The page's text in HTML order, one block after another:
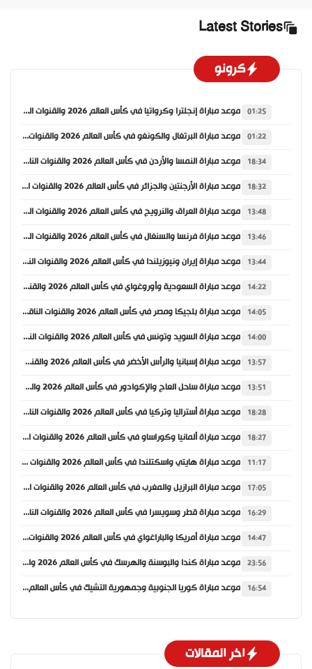
Latest Stories
كرونو
01:25 موعد مباراة إنجلترا وكرواتيا في كأس العالم 2026 والقنوات الناقلة
01:22 موعد مباراة البرتغال والكونغو في كأس العالم 2026 والقنوات الناقلة
18:34 موعد مباراة النمسا والأردن في كأس العالم 2026 والقنوات الناقلة
18:32 موعد مباراة الأرجنتين والجزائر في كأس العالم 2026 والقنوات الناقلة
13:48 موعد مباراة العراق والنرويج في كأس العالم 2026 والقنوات الناقلة
13:46 موعد مباراة فرنسا والسنغال في كأس العالم 2026 والقنوات الناقلة
13:44 موعد مباراة إيران ونيوزيلندا في كأس العالم 2026 والقنوات الناقلة
14:22 موعد مباراة السعودية وأوروغواي في كأس العالم 2026 والقنوات الناقلة
14:05 موعد مباراة بلجيكا ومصر في كأس العالم 2026 والقنوات الناقلة
14:00 موعد مباراة السويد وتونس في كأس العالم 2026 والقنوات الناقلة
13:57 موعد مباراة إسبانيا والرأس الأخضر في كأس العالم 2026 والقنوات الناقلة
13:51 موعد مباراة ساحل العاج والإكوادور في كأس العالم 2026 والقنوات الناقلة
18:28 موعد مباراة أستراليا وتركيا في كأس العالم 2026 والقنوات الناقلة
18:27 موعد مباراة ألمانيا وكوراساو في كأس العالم 2026 والقنوات الناقلة
11:17 موعد مباراة هايتي واسكتلندا في كأس العالم 2026 والقنوات الناقلة
17:05 موعد مباراة البرازيل والمغرب في كأس العالم 2026 والقنوات الناقلة
16:29 موعد مباراة قطر وسويسرا في كأس العالم 2026 والقنوات الناقلة
14:47 موعد مباراة أمريكا والباراغواي في كأس العالم 2026 والقنوات الناقلة
23:56 موعد مباراة كندا والبوسنة والهرسك في كأس العالم 2026 والقنوات الناقلة
16:54 موعد مباراة كوريا الجنوبية وجمهورية التشيك في كأس العالم 2026 والقنوات الناقلة
اخر المقالات